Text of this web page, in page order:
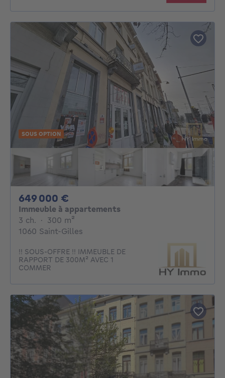
SOUS OPTION
649 000 €
Immeuble à appartements
3 ch. 3 chambres
· 300 m²
1060 Saint-Gilles
!! SOUS-OFFRE !! IMMEUBLE DE
RAPPORT DE 300M² AVEC 1
COMMER